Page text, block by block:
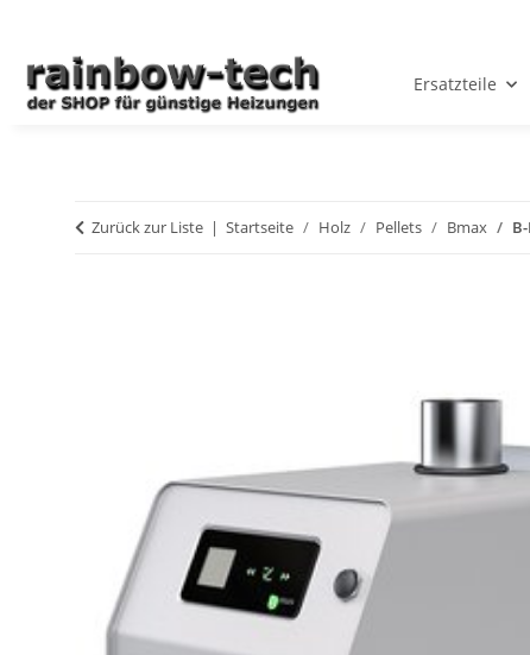
Ersatzteile
Zurück zur Liste Startseite Holz Pellets Bmax